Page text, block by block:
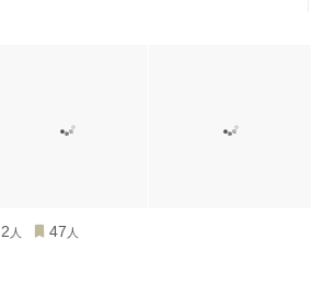
2 人 47 人